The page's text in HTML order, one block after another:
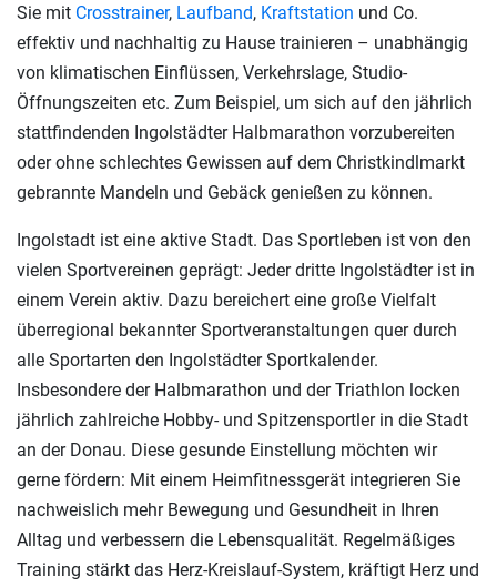
Sie mit Crosstrainer, Laufband, Kraftstation und Co.
effektiv und nachhaltig zu Hause trainieren – unabhängig
von klimatischen Einflüssen, Verkehrslage, Studio-
Öffnungszeiten etc. Zum Beispiel, um sich auf den jährlich
stattfindenden Ingolstädter Halbmarathon vorzubereiten
oder ohne schlechtes Gewissen auf dem Christkindlmarkt
gebrannte Mandeln und Gebäck genießen zu können.
Ingolstadt ist eine aktive Stadt. Das Sportleben ist von den
vielen Sportvereinen geprägt: Jeder dritte Ingolstädter ist in
einem Verein aktiv. Dazu bereichert eine große Vielfalt
überregional bekannter Sportveranstaltungen quer durch
alle Sportarten den Ingolstädter Sportkalender.
Insbesondere der Halbmarathon und der Triathlon locken
jährlich zahlreiche Hobby- und Spitzensportler in die Stadt
an der Donau. Diese gesunde Einstellung möchten wir
gerne fördern: Mit einem Heimfitnessgerät integrieren Sie
nachweislich mehr Bewegung und Gesundheit in Ihren
Alltag und verbessern die Lebensqualität. Regelmäßiges
Training stärkt das Herz-Kreislauf-System, kräftigt Herz und